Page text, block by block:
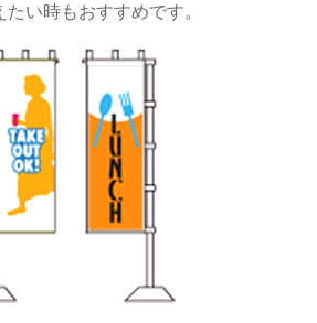
い時もおすすめです。